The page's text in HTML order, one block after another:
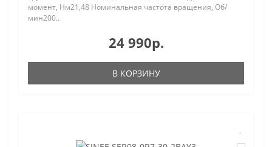
момент, Нм21,48 Номинальная частота вращения, Об/
мин200..
24 990р.
В КОРЗИНУ